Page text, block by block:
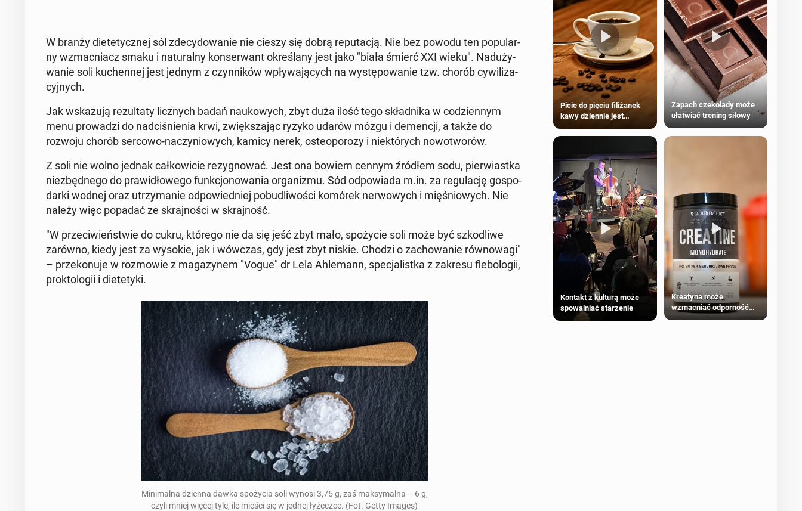
W branży die­te­tycz­nej sól zde­cy­do­wa­nie nie cieszy się dobrą re­pu­ta­cją. Nie bez powodu ten po­pu­lar­
ny wzmac­niacz smaku i na­tu­ral­ny kon­ser­want okre­śla­ny jest jako "biała śmierć XXI wieku". Nad­uży­
wa­nie soli ku­chen­nej jest jednym z czyn­ni­ków wpły­wa­ją­cych na wy­stę­po­wa­nie tzw. chorób cy­wi­li­za­
cyj­nych.
Jak wska­zu­ją re­zul­ta­ty licz­nych badań na­uko­wych, zbyt duża ilość tego skład­ni­ka w co­dzien­nym
menu pro­wa­dzi do nad­ci­śnie­nia krwi, zwięk­sza­jąc ryzyko udarów mózgu i de­men­cji, a także do
rozwoju chorób sercowo-na­czy­nio­wych, kamicy nerek, oste­opo­ro­zy i nie­któ­rych no­wo­two­rów.
Z soli nie wolno jednak cał­ko­wi­cie re­zy­gno­wać. Jest ona bowiem cennym źródłem sodu, pier­wiast­ka
nie­zbęd­ne­go do pra­wi­dło­we­go funk­cjo­no­wa­nia or­ga­ni­zmu. Sód od­po­wia­da m.in. za re­gu­la­cję go­spo­
dar­ki wodnej oraz utrzy­ma­nie od­po­wied­niej po­bu­dli­wo­ści komórek ner­wo­wych i mię­śnio­wych. Nie
należy więc popadać ze skraj­no­ści w skraj­ność.
"W prze­ci­wień­stwie do cukru, którego nie da się jeść zbyt mało, spo­ży­cie soli może być szko­dli­we
zarówno, kiedy jest za wysokie, jak i wówczas, gdy jest zbyt niskie. Chodzi o za­cho­wa­nie rów­no­wa­gi"
– prze­ko­nu­je w roz­mo­wie z ma­ga­zy­nem "Vogue" dr Lela Ah­le­mann, spe­cja­list­ka z zakresu fle­bo­lo­gii,
prok­to­lo­gii i die­te­ty­ki.
Mi­ni­mal­na dzienna dawka spo­ży­cia soli wynosi 3,75 g, zaś mak­sy­mal­na – 6 g,
czyli mniej więcej tyle, ile mieści się w jednej ły­żecz­ce. (Fot. Getty Images)
Picie do pięciu filiżanek
kawy dziennie jest
większości dorosłych
Zapach czekolady może
ułatwiać trening siłowy
Kontakt z kulturą może
spowalniać starzenie
Kreatyna może
wzmacniać odporność
przeciw nowotworom